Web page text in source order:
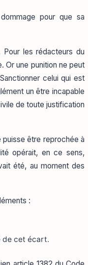
pour que sa
les rédacteurs du
Or une punition ne peut
celui qui est
un être incapable
de toute justification
puisse être reprochée à
opérait, en ce sens,
été, au moment des
:
de cet écart.